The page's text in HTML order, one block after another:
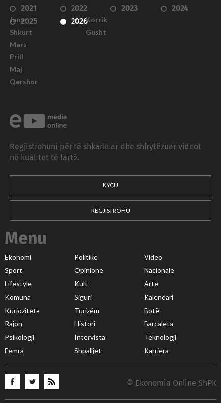
2021
2022 2023
2024
2025
2026
Janar
Shkurt
Mars
Prill
Maj
Qershor
Korrik
Gusht
Regjistrohuni për të shkarkuar dhe shfrytëzuar videot
në kualitet të lartë.
KYÇU
REGJISTROHU
Menu
Ekonomi Politikë
Video
Sport
Opinione
Nacionale
Lifestyle
Kult
Arte
Komuna
Siguri
Kalendari
Kuriozitete
Turizëm
Botë
Rajon
Histori
Barcaleta
Psikologji
Intervista
Teknologji
Femra
Shpalljet Karriera
© Ekonomia Online ShPK